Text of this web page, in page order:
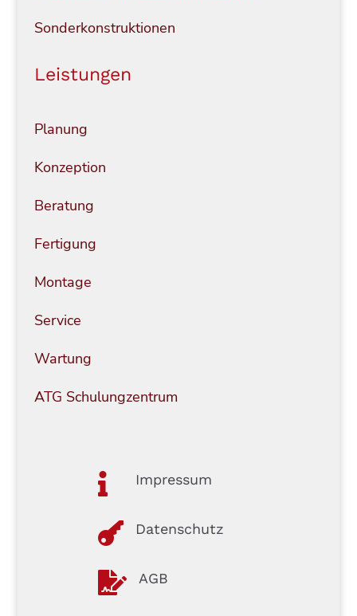
Sonderkonstruktionen
Leistungen
Planung
Konzeption
Beratung
Fertigung
Montage
Service
Wartung
ATG Schulungzentrum
 Impressum
 Datenschutz
 AGB